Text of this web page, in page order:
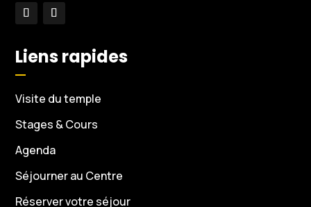
Liens rapides
Visite du temple
Stages & Cours
Agenda
Séjourner au Centre
Réserver votre séjour